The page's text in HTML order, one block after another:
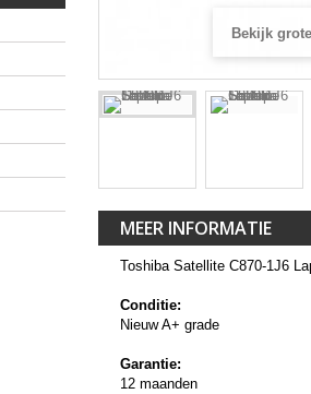
Bekijk
MEER INFORMATIE
Toshiba Satellite C870-1J6
Conditie:
Nieuw A+ grade
Garantie:
12 maanden